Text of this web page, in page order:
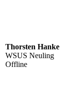
Thorsten Hanke
WSUS Neuling
Offline